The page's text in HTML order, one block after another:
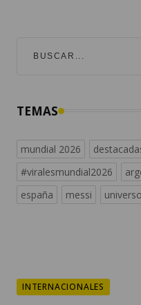
TEMAS
mundial 2026
#viralesmundial2026
españa
messi
INTERNACIONALES